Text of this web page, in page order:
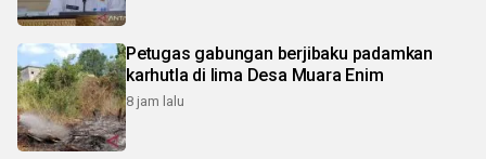
Petugas gabungan berjibaku padamkan
karhutla di lima Desa Muara Enim
8 jam lalu